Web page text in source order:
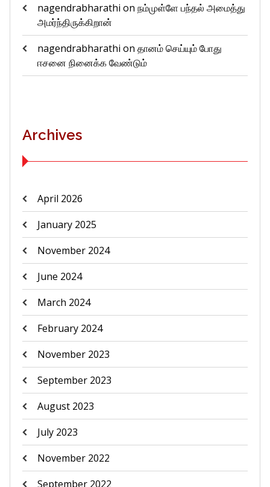
nagendrabharathi on நம்முள்ளே பந்தல் அமைத்து
அமர்ந்திருக்கிறான்
nagendrabharathi on தானம் செய்யும் போது
ஈசனை நினைக்க வேண்டும்
Archives
April 2026
January 2025
November 2024
June 2024
March 2024
February 2024
November 2023
September 2023
August 2023
July 2023
November 2022
September 2022